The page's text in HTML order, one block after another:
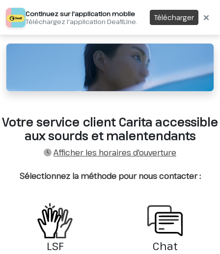
Continuez sur l'application mobile
Téléchargez l'application DeafiLine.
Télécharger
Votre service client Carita accessible
aux sourds et malentendants
Afficher les horaires d'ouverture
Sélectionnez la méthode pour nous contacter :
LSF Chat